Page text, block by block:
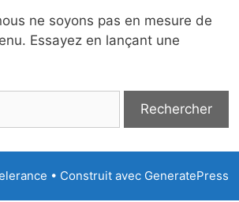
ne soyons pas en mesure de
Essayez en lançant une
• Construit avec GeneratePress